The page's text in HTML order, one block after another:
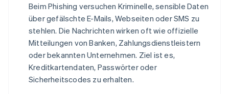
Beim Phishing versuchen Kriminelle, sensible Daten
über gefälschte E-Mails, Webseiten oder SMS zu
stehlen. Die Nachrichten wirken oft wie offizielle
Mitteilungen von Banken, Zahlungsdienstleistern
oder bekannten Unternehmen. Ziel ist es,
Kreditkartendaten, Passwörter oder
Sicherheitscodes zu erhalten.